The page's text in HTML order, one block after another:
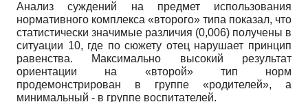
Анализ суждений на предмет использования
нормативного комплекса «второго» типа показал, что
статистически значимые различия (0,006) получены в
ситуации 10, где по сюжету отец нарушает принцип
равенства. Максимально высокий результат
ориентации на «второй» тип норм
продемонстрирован в группе «родителей», а
минимальный - в группе воспитателей.